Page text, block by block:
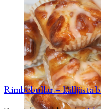
3
Rimbobullar – källjästa